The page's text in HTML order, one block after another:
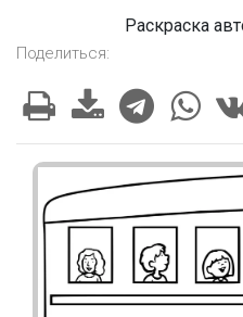
Раскраска
Поделиться: